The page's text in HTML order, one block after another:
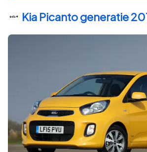
2017
2018
2024
2025
2026
Voor deze prijsinformatie vergelijken
Kia Picanto generatie